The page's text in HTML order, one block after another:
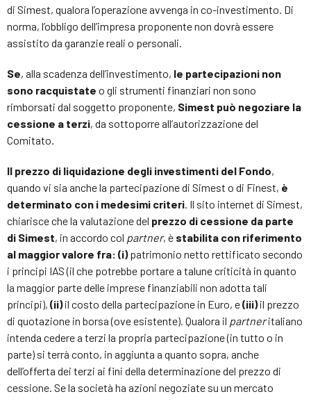
di Simest, qualora l’operazione avvenga in co-investimento. Di
norma, l’obbligo dell’impresa proponente non dovrà essere
assistito da garanzie reali o personali.
Se, alla scadenza dell’investimento, le partecipazioni non
sono racquistate o gli strumenti finanziari non sono
rimborsati dal soggetto proponente, Simest può negoziare la
cessione a terzi, da sottoporre all’autorizzazione del
Comitato.
Il prezzo di liquidazione degli investimenti del Fondo,
quando vi sia anche la partecipazione di Simest o di Finest, è
determinato con i medesimi criteri. Il sito internet di Simest,
chiarisce che la valutazione del prezzo di cessione da parte
di Simest, in accordo col partner, è stabilita con riferimento
al maggior valore fra: (i)patrimonio netto rettificato secondo
i principi IAS (il che potrebbe portare a talune criticità in quanto
la maggior parte delle imprese finanziabili non adotta tali
principi), (ii)il costo della partecipazione in Euro, e(iii)il prezzo
di quotazione in borsa (ove esistente). Qualora il partneritaliano
intenda cedere a terzi la propria partecipazione (in tutto o in
parte) si terrà conto, in aggiunta a quanto sopra, anche
dell’offerta dei terzi ai fini della determinazione del prezzo di
cessione. Se la società ha azioni negoziate su un mercato